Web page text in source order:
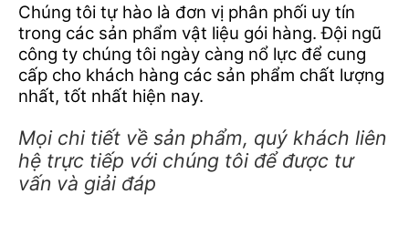
Chúng tôi tự hào là đơn vị phân phối uy tín
trong các sản phẩm vật liệu gói hàng. Đội ngũ
công ty chúng tôi ngày càng nổ lực để cung
cấp cho khách hàng các sản phẩm chất lượng
nhất, tốt nhất hiện nay.
Mọi chi tiết về sản phẩm, quý khách liên
hệ trực tiếp với chúng tôi để được tư
vấn và giải đáp